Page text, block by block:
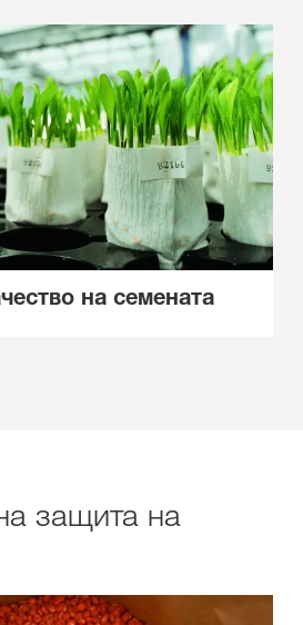
на семената
защита на